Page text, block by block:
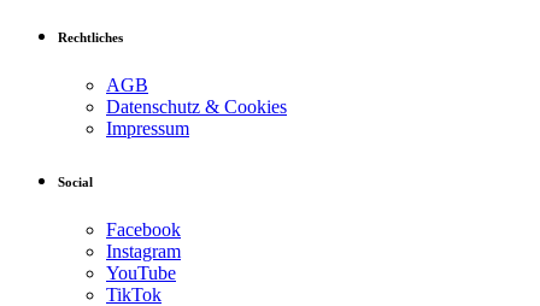
Rechtliches
AGB
Datenschutz & Cookies
Impressum
Social
Facebook
Instagram
YouTube
TikTok